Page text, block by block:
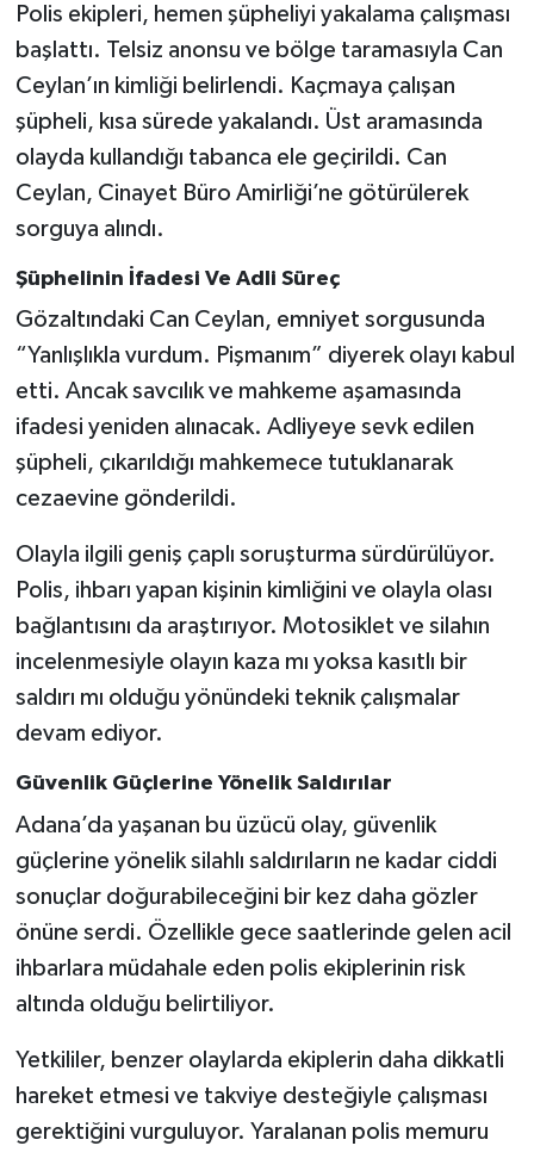
Polis ekipleri, hemen şüpheliyi yakalama çalışması
başlattı. Telsiz anonsu ve bölge taramasıyla Can
Ceylan’ın kimliği belirlendi. Kaçmaya çalışan
şüpheli, kısa sürede yakalandı. Üst aramasında
olayda kullandığı tabanca ele geçirildi. Can
Ceylan, Cinayet Büro Amirliği’ne götürülerek
sorguya alındı.
Şüphelinin İfadesi Ve Adli Süreç
Gözaltındaki Can Ceylan, emniyet sorgusunda
“Yanlışlıkla vurdum. Pişmanım” diyerek olayı kabul
etti. Ancak savcılık ve mahkeme aşamasında
ifadesi yeniden alınacak. Adliyeye sevk edilen
şüpheli, çıkarıldığı mahkemece tutuklanarak
cezaevine gönderildi.
Olayla ilgili geniş çaplı soruşturma sürdürülüyor.
Polis, ihbarı yapan kişinin kimliğini ve olayla olası
bağlantısını da araştırıyor. Motosiklet ve silahın
incelenmesiyle olayın kaza mı yoksa kasıtlı bir
saldırı mı olduğu yönündeki teknik çalışmalar
devam ediyor.
Güvenlik Güçlerine Yönelik Saldırılar
Adana’da yaşanan bu üzücü olay, güvenlik
güçlerine yönelik silahlı saldırıların ne kadar ciddi
sonuçlar doğurabileceğini bir kez daha gözler
önüne serdi. Özellikle gece saatlerinde gelen acil
ihbarlara müdahale eden polis ekiplerinin risk
altında olduğu belirtiliyor.
Yetkililer, benzer olaylarda ekiplerin daha dikkatli
hareket etmesi ve takviye desteğiyle çalışması
gerektiğini vurguluyor. Yaralanan polis memuru